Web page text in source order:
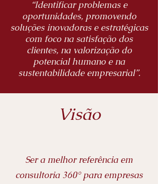
“Identificar problemas e
oportunidades, promovendo
soluções inovadoras e estratégicas
com foco na satisfação dos
clientes, na valorização do
potencial humano e na
sustentabilidade empresarial”.
Visão
Ser a melhor referência em
consultoria 360°para empresas